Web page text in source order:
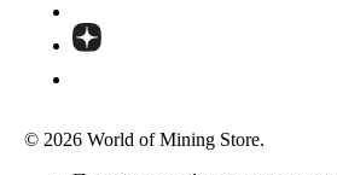
© 2026 World of Mining Store.